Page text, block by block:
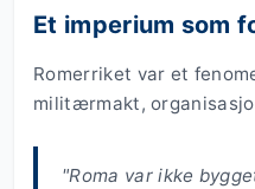
Et imperium som
Romerriket var et
militærmakt,
"Roma var ikke